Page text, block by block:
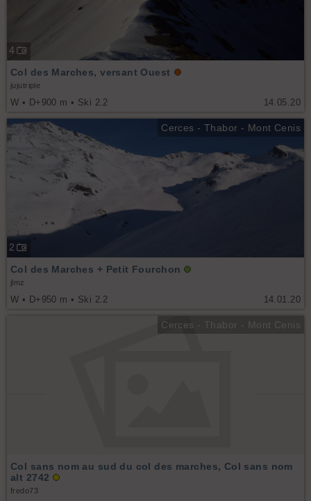
4
14.05.20
Col des Marches, versant Ouest
jujutriple
W • D+900 m • Ski 2.2
Cerces - Thabor - Mont Cenis
2
14.01.20
Col des Marches + Petit Fourchon
jlmz
W • D+950 m • Ski 2.2
Cerces - Thabor - Mont Cenis
Col sans nom au sud du col des marches, Col sans nom
alt 2742
fredo73